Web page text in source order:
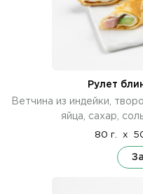
Рулет
Ветчина из индейки,
яйца, сахар,
80 г. x